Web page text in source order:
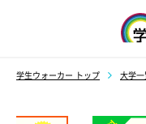
学生ウォーカー トップ 大学